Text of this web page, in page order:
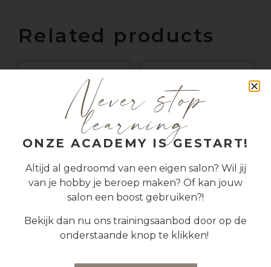
Related products
Never stop
learning
ONZE ACADEMY IS GESTART!
Altijd al gedroomd van een eigen salon? Wil jij
van je hobby je beroep maken? Of kan jouw
salon een boost gebruiken?!
Bekijk dan nu ons trainingsaanbod door op de
onderstaande knop te klikken!